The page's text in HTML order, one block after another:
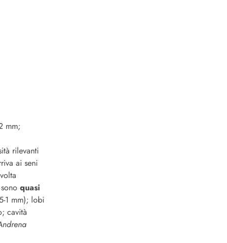
mm;
rilevanti
ai seni
quasi
1 mm); lobi
cavità